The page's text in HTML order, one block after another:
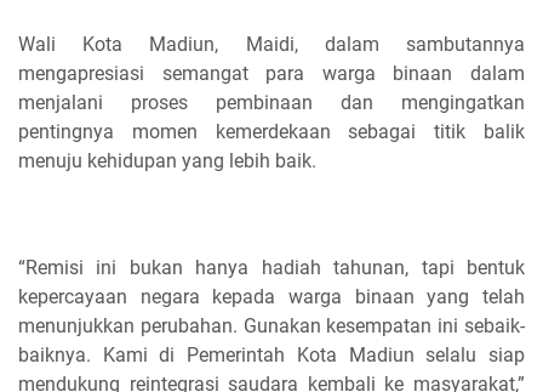
Wali Kota Madiun, Maidi, dalam sambutannya
mengapresiasi semangat para warga binaan dalam
menjalani proses pembinaan dan mengingatkan
pentingnya momen kemerdekaan sebagai titik balik
menuju kehidupan yang lebih baik.
“Remisi ini bukan hanya hadiah tahunan, tapi bentuk
kepercayaan negara kepada warga binaan yang telah
menunjukkan perubahan. Gunakan kesempatan ini sebaik-
baiknya. Kami di Pemerintah Kota Madiun selalu siap
mendukung reintegrasi saudara kembali ke masyarakat,”